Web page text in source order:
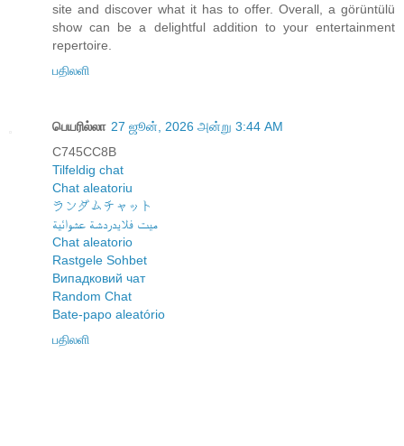
site and discover what it has to offer. Overall, a görüntülü
show can be a delightful addition to your entertainment
repertoire.
பதிலளி
பெயரில்லா 27 ஜூன், 2026 அன்று 3:44 AM
C745CC8B
Tilfeldig chat
Chat aleatoriu
ランダムチャット
ميت فلايدردشة عشوائية
Chat aleatorio
Rastgele Sohbet
Випадковий чат
Random Chat
Bate-papo aleatório
பதிலளி